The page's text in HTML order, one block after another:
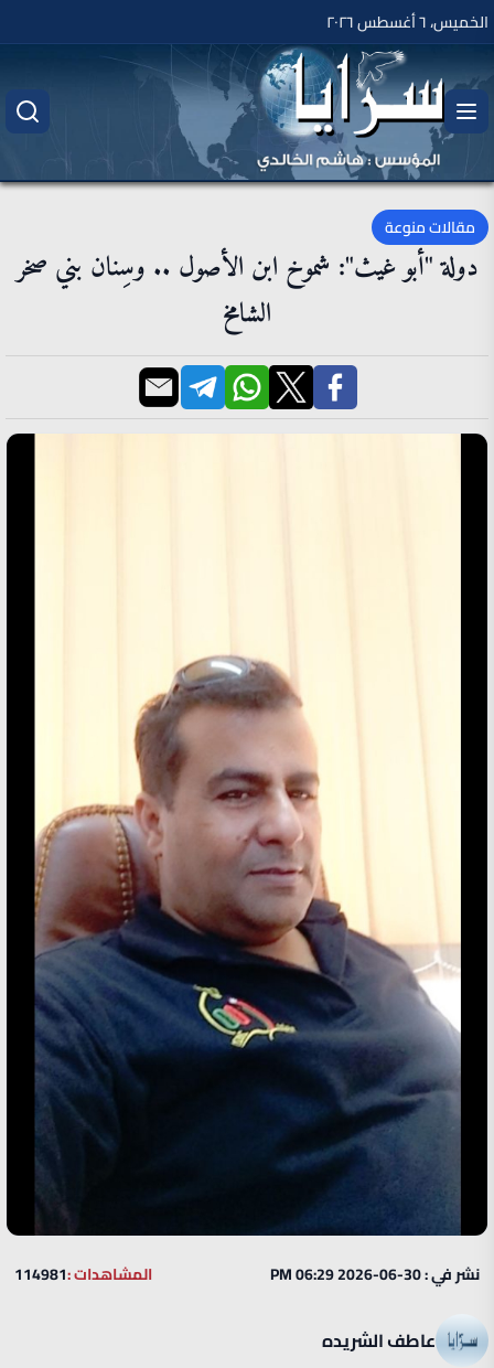
الخميس، ٦ أغسطس ٢٠٢٦
مقالات منوعة
دولة "أبو غيث": شموخ ابن الأصول .. وسِنان بني صخر
الشامخ
نشر في : 30-06-2026 06:29 PM المشاهدات :114981
عاطف الشريده